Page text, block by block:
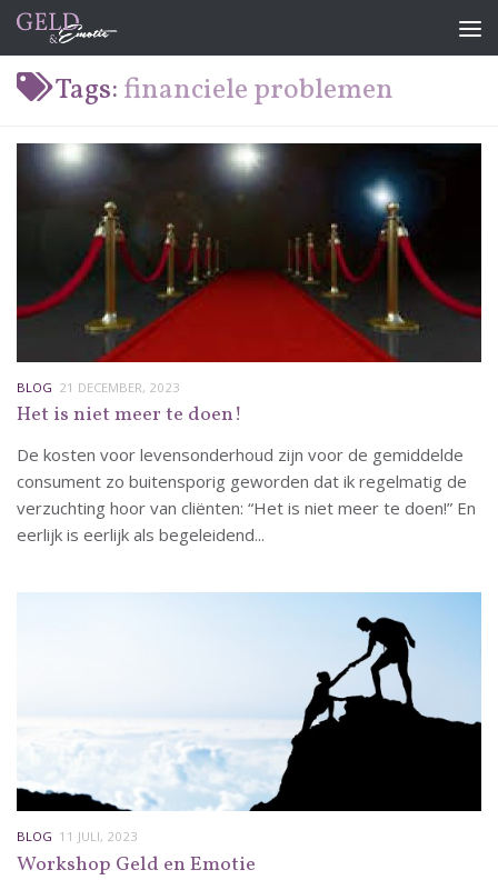
Doorgaan naar inhoud
Tags:financiele problemen
BLOG 21 DECEMBER, 2023
Het is niet meer te doen!
De kosten voor levensonderhoud zijn voor de gemiddelde
consument zo buitensporig geworden dat ik regelmatig de
verzuchting hoor van cliënten: “Het is niet meer te doen!” En
eerlijk is eerlijk als begeleidend...
BLOG 11 JULI, 2023
Workshop Geld en Emotie